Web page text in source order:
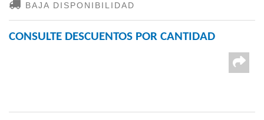
BAJA DISPONIBILIDAD
CONSULTE DESCUENTOS POR CANTIDAD